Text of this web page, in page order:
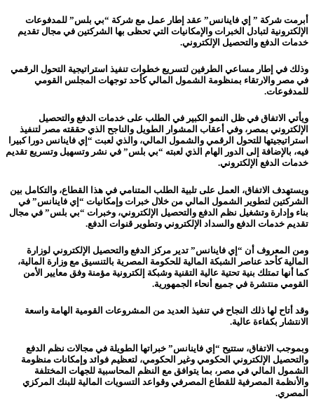
أبرمت شركة ” إي فاينانس” عقد إطار عمل مع شركة “بي بلس” للمدفوعات
الإلكترونية لتبادل الخبرات والإمكانيات التي تحظى بها الشركتين في مجال تقديم
خدمات الدفع والتحصيل الإلكتروني.
وذلك في إطار مساعي الطرفين لتسريع خطوات تنفيذ استراتيجية التحول الرقمي
في مصر والارتقاء بمنظومة الشمول المالي كأحد توجهات المجلس القومي
للمدفوعات.
ويأتي الاتفاق في ظل النمو الكبير في الطلب على خدمات الدفع والتحصيل
الإلكتروني بمصر، وفي أعقاب المشوار الطويل والناجح الذي حققته مصر لتنفيذ
استراتيجيتها للتحول الرقمي والشمول المالي، والذي لعبت “إي فاينانس دورا كبيرا
فيه، بالإضافة إلى الدور الهام الذي لعبته “بي بلس” في نشر وتسهيل وتسريع تقديم
خدمات الدفع الإلكتروني.
ويستهدف الاتفاق، العمل على تلبية الطلب المتنامي في هذا القطاع، والتكامل بين
الشركتين لتطوير الشمول المالي من خلال خبرات وإمكانيات “إي فاينانس” في
بناء وإدارة وتشغيل نظم الدفع والتحصيل الإلكتروني، وخبرات “بي بلس” في مجال
تقديم خدمات الدفع والسداد الإلكتروني وتطوير قنوات الدفع.
ومن المعروف أن “إي فاينانس” تدير مركز الدفع والتحصيل الإلكتروني لوزارة
المالية كأحد عناصر الشبكة المالية للحكومة المصرية بالتنسيق مع وزارة المالية،
كما أنها تمتلك بنية تحتية عالية التقنية وشبكة إلكترونية مؤمنة وفق معايير الأمن
القومي منتشرة في جميع أنحاء الجمهورية.
وقد أتاح لها ذلك النجاح في تنفيذ العديد من المشروعات القومية الهامة واسعة
الانتشار بكفاءة عالية.
وبموجب الاتفاق، ستتيح “إي فاينانس” خبراتها الطويلة في مجالات نظم الدفع
والتحصيل الإلكتروني الحكومي وغير الحكومي، لتعظيم فوائد وإمكانات منظومة
الشمول المالي في مصر، بما يتوافق مع النظم المحاسبية للجهات المختلفة
والأنظمة المصرفية للقطاع المصرفي وقواعد التسويات المالية للبنك المركزي
المصري.